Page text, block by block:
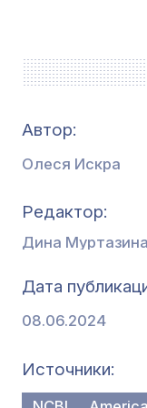
Автор:
Олеся Искра
Редактор
Дина Муртазина
Дата
08.06.2024
Источники